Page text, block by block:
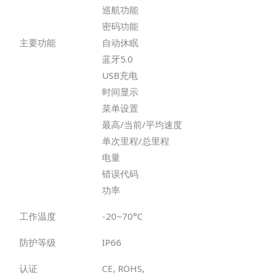
主要功能
巡航功能
密码功能
自动休眠
蓝牙5.0
USB充电
时间显示
菜单设置
最高/当前/平均速度
单次里程/总里程
电量
错误代码
功率
工作温度 -20~70°C
防护等级 IP66
认证
CE, ROHS,